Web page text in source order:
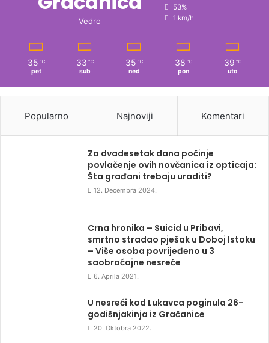
Vedro
53%
1 km/h
35 ℃
pet
33 ℃
sub
35 ℃
ned
38 ℃
pon
39 ℃
uto
Popularno Najnoviji Komentari
Za dvadesetak dana počinje
povlačenje ovih novčanica iz opticaja:
Šta građani trebaju uraditi?
12. Decembra 2024.
Crna hronika – Suicid u Pribavi,
smrtno stradao pješak u Doboj Istoku
– Više osoba povrijeđeno u 3
saobraćajne nesreće
6. Aprila 2021.
U nesreći kod Lukavca poginula 26-
godišnjakinja iz Gračanice
20. Oktobra 2022.